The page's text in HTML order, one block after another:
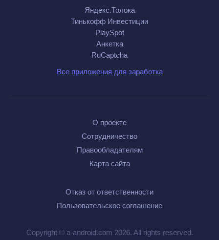
Яндекс.Толока
Тинькофф Инвестиции
PlaySpot
Анкетка
RuCaptcha
Все приложения для заработка
О проекте
Сотрудничество
Правообладателям
Карта сайта
Отказ от ответственности
Пользовательское соглашение
Copyright © a-android.com 2026. All rights reserved.